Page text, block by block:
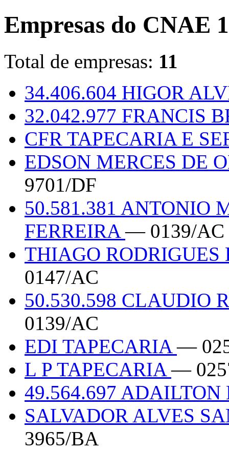
Empresas do CNAE
Total de empresas: 11
34.406.604 HIGOR
32.042.977 FRANCIS
CFR TAPECARIA E
EDSON MERCES DE
9701/DF
50.581.381 ANTONIO
FERREIRA— 0139/AC
THIAGO RODRIGUES
0147/AC
50.530.598 CLAUDIO
0139/AC
EDI TAPECARIA—
L P TAPECARIA—
49.564.697
SALVADOR ALVES
3965/BA